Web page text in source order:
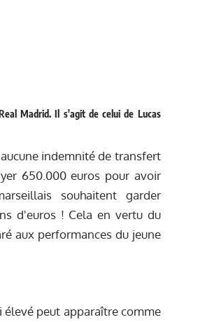
Madrid. Il s'agit de celui de Lucas
indemnité de transfert
650.000 euros pour avoir
souhaitent garder
d'euros ! Cela en vertu du
aux performances du jeune
peut apparaître comme